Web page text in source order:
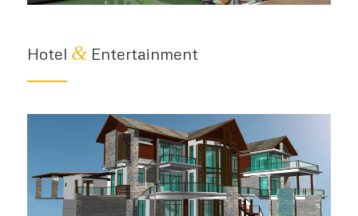
Hotel &Entertainment